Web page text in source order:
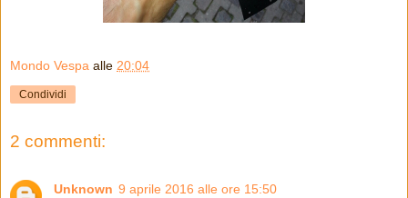
Mondo Vespa alle 20:04
Condividi
2 commenti:
Unknown 9 aprile 2016 alle ore 15:50